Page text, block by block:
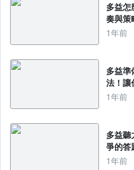
多益怎
奏與策
1年前
多益準
法！讓
1年前
多益聽
爭的答
1年前